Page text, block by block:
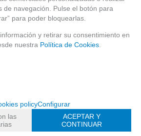
de navegación. Pulse el botón para
para poder bloquearlas.
y retirar su consentimiento en
nuestra Política de Cookies
policyConfigurar
las
ACEPTAR Y
CONTINUAR